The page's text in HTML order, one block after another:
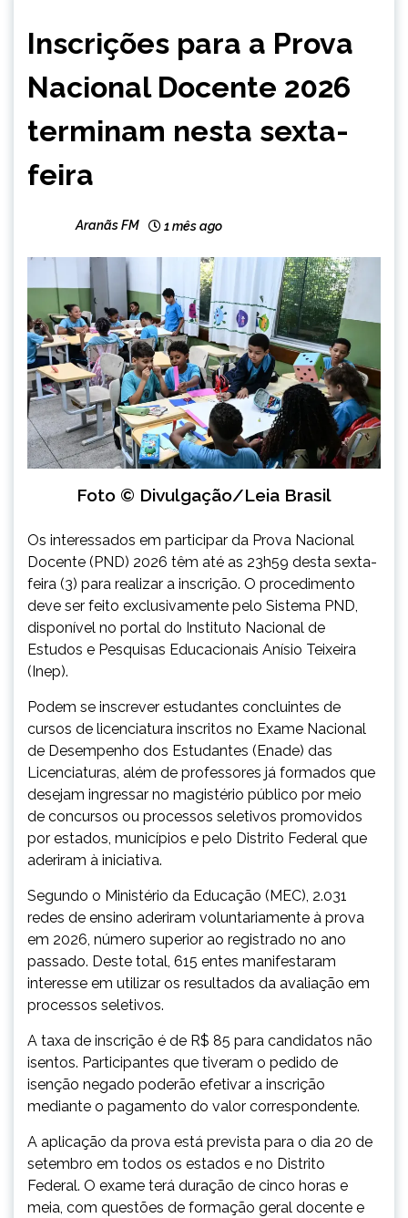
NOTÍCIAS
Inscrições para a Prova
Nacional Docente 2026
terminam nesta sexta-
feira
Aranãs FM 1 mês ago
Foto © Divulgação/Leia Brasil
Os interessados em participar da Prova Nacional
Docente (PND) 2026 têm até as 23h59 desta sexta-
feira (3) para realizar a inscrição. O procedimento
deve ser feito exclusivamente pelo Sistema PND,
disponível no portal do Instituto Nacional de
Estudos e Pesquisas Educacionais Anísio Teixeira
(Inep).
Podem se inscrever estudantes concluintes de
cursos de licenciatura inscritos no Exame Nacional
de Desempenho dos Estudantes (Enade) das
Licenciaturas, além de professores já formados que
desejam ingressar no magistério público por meio
de concursos ou processos seletivos promovidos
por estados, municípios e pelo Distrito Federal que
aderiram à iniciativa.
Segundo o Ministério da Educação (MEC), 2.031
redes de ensino aderiram voluntariamente à prova
em 2026, número superior ao registrado no ano
passado. Deste total, 615 entes manifestaram
interesse em utilizar os resultados da avaliação em
processos seletivos.
A taxa de inscrição é de R$ 85 para candidatos não
isentos. Participantes que tiveram o pedido de
isenção negado poderão efetivar a inscrição
mediante o pagamento do valor correspondente.
A aplicação da prova está prevista para o dia 20 de
setembro em todos os estados e no Distrito
Federal. O exame terá duração de cinco horas e
meia, com questões de formação geral docente e